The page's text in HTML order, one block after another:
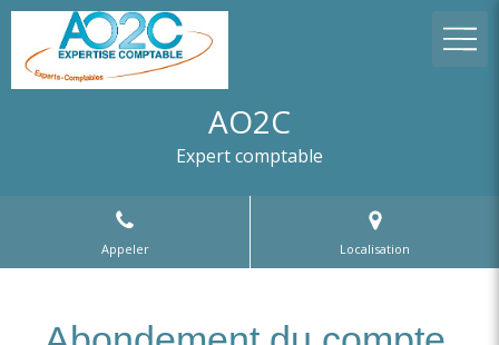
AO2C
Expert comptable
Appeler Localisation